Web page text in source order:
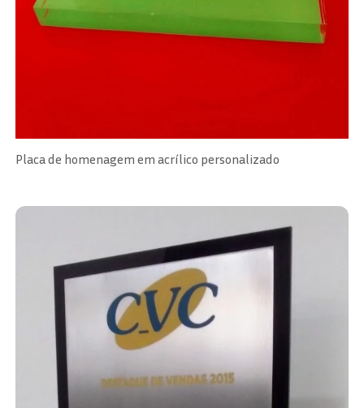
Placa de homenagem em acrílico personalizado